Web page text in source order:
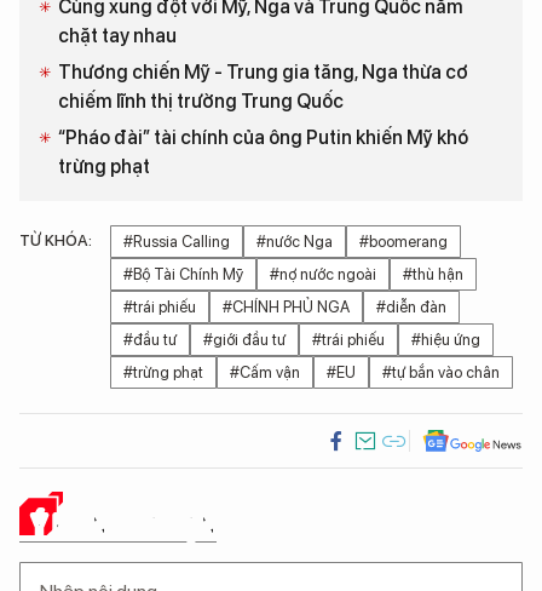
Cùng xung đột với Mỹ, Nga và Trung Quốc nắm
chặt tay nhau
Thương chiến Mỹ - Trung gia tăng, Nga thừa cơ
chiếm lĩnh thị trường Trung Quốc
“Pháo đài” tài chính của ông Putin khiến Mỹ khó
trừng phạt
TỪ KHÓA: #Russia Calling #nước Nga
#boomerang
#Bộ Tài Chính Mỹ
#nợ nước ngoài
#thù hận
#trái phiếu
#CHÍNH PHỦ NGA
#diễn đàn
#đầu tư
#giới đầu tư #trái phiếu
#hiệu ứng
#trừng phạt
#Cấm vận #EU #tự bắn vào chân
Ý KIẾN CỦA BẠN